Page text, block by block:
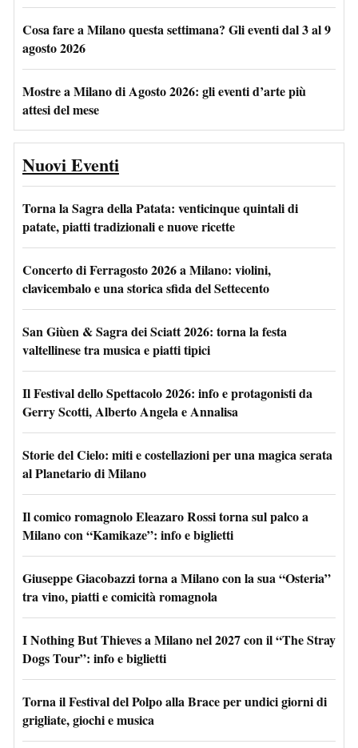
Cosa fare a Milano questa settimana? Gli eventi dal 3 al 9
agosto 2026
Mostre a Milano di Agosto 2026: gli eventi d’arte più
attesi del mese
Nuovi Eventi
Torna la Sagra della Patata: venticinque quintali di
patate, piatti tradizionali e nuove ricette
Concerto di Ferragosto 2026 a Milano: violini,
clavicembalo e una storica sfida del Settecento
San Giùen & Sagra dei Sciatt 2026: torna la festa
valtellinese tra musica e piatti tipici
Il Festival dello Spettacolo 2026: info e protagonisti da
Gerry Scotti, Alberto Angela e Annalisa
Storie del Cielo: miti e costellazioni per una magica serata
al Planetario di Milano
Il comico romagnolo Eleazaro Rossi torna sul palco a
Milano con “Kamikaze”: info e biglietti
Giuseppe Giacobazzi torna a Milano con la sua “Osteria”
tra vino, piatti e comicità romagnola
I Nothing But Thieves a Milano nel 2027 con il “The Stray
Dogs Tour”: info e biglietti
Torna il Festival del Polpo alla Brace per undici giorni di
grigliate, giochi e musica